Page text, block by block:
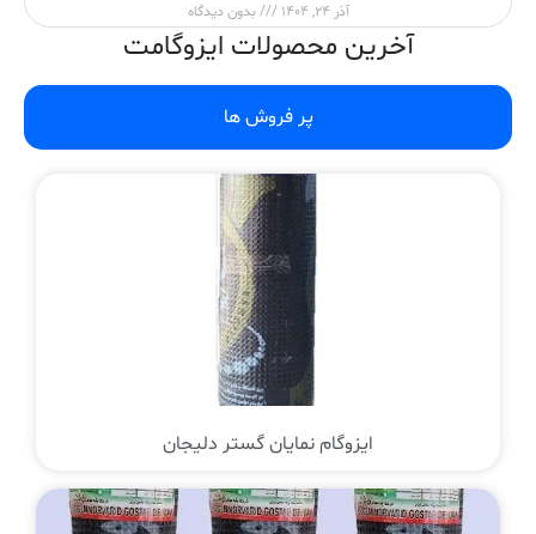
آذر 24, 1404 بدون دیدگاه
آخرین محصولات ایزوگامت
پر فروش ها
ایزوگام نمایان گستر دلیجان